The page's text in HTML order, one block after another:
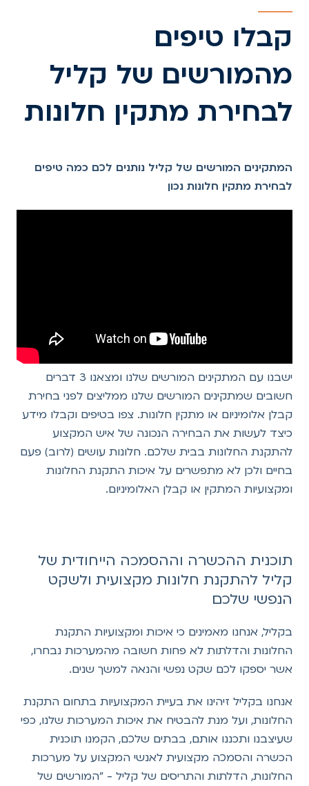
קבלו טיפים
מהמורשים של קליל
לבחירת מתקין חלונות
המתקינים המורשים של קליל נותנים לכם כמה טיפים
לבחירת מתקין חלונות נכון
ישבנו עם המתקינים המורשים שלנו ומצאנו 3 דברים
חשובים שמתקינים המורשים שלנו ממליצים לפני בחירת
קבלן אלומיניום או מתקין חלונות. צפו בטיפים וקבלו מידע
כיצד לעשות את הבחירה הנכונה של איש המקצוע
להתקנת החלונות בבית שלכם. חלונות עושים (לרוב) פעם
בחיים ולכן לא מתפשרים על איכות התקנת החלונות
ומקצועיות המתקין או קבלן האלומיניום.
תוכנית ההכשרה וההסמכה הייחודית של
קליל להתקנת חלונות מקצועית ולשקט
הנפשי שלכם
בקליל, אנחנו מאמינים כי איכות ומקצועיות התקנת
החלונות והדלתות לא פחות חשובה מהמערכות נבחרו,
אשר יספקו לכם שקט נפשי והנאה למשך שנים.
אנחנו בקליל זיהינו את בעיית המקצועיות בתחום התקנת
החלונות, ועל מנת להבטיח את איכות המערכות שלנו, כפי
שעיצבנו ותכננו אותם, בבתים שלכם, הקמנו תוכנית
הכשרה והסמכה מקצועית לאנשי המקצוע על מערכות
החלונות, הדלתות והתריסים של קליל - "המורשים של